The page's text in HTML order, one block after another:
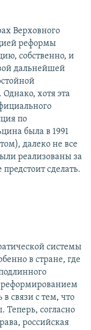
Верховного
реформы
собственно, и
дальнейшей
Однако, хотя эта
по
была в 1991
далеко не все
реализованы за
сделать.
системы
в стране, где
реформированием
связи с тем, что
Теперь, согласно
российская